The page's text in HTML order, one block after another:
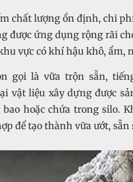
chất lượng ổn định, chi
được ứng dụng rộng rãi
vực có khí hậu khô, ẩm,
gọi là vữa trộn sẵn,
vật liệu xây dựng được
bao hoặc chứa trong silo.
để tạo thành vữa ướt, sẵn